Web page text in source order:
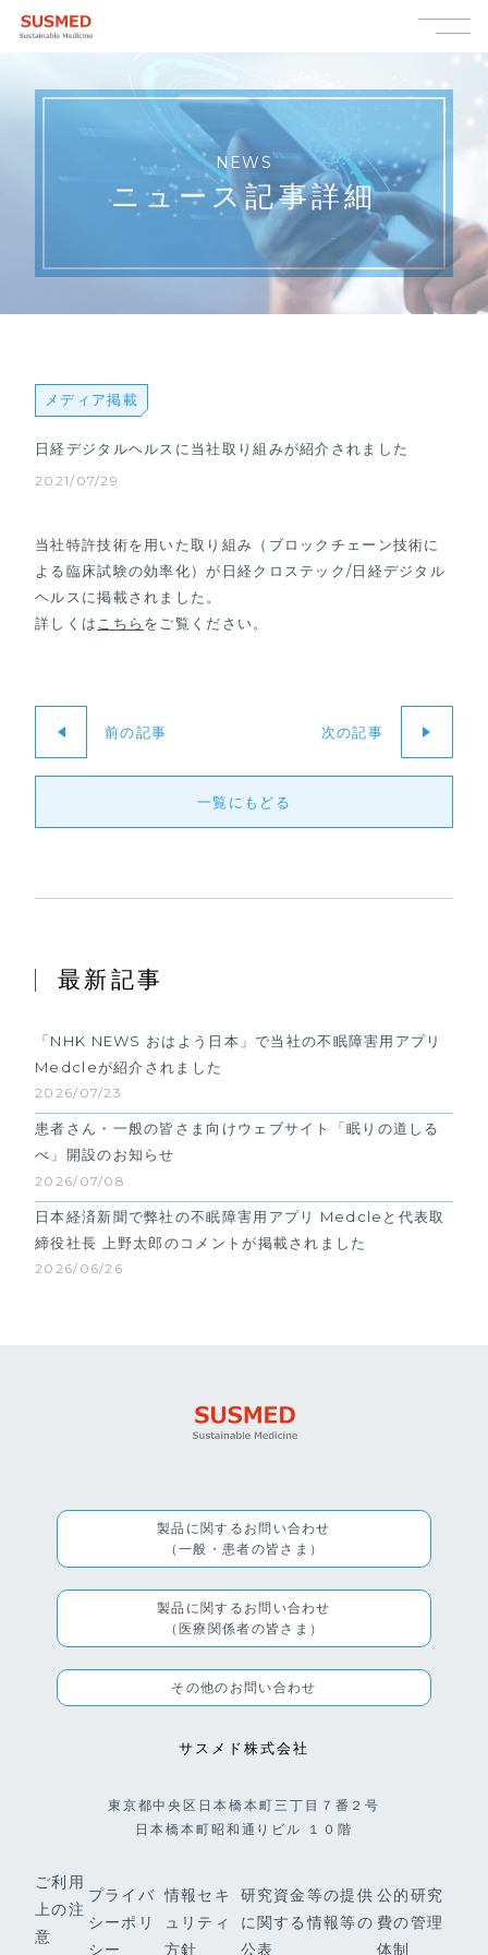
NEWS
ニュース記事詳細
メディア掲載
日経デジタルヘルスに当社取り組みが紹介されました
2021/07/29
当社特許技術を用いた取り組み（ブロックチェーン技術に
よる臨床試験の効率化）が日経クロステック/日経デジタル
ヘルスに掲載されました。
詳しくは こちら をご覧ください。
前の記事
一覧にもどる
次の記事
最新記事
2026/07/23
「NHK NEWS おはよう日本」で当社の不眠障害用アプリ
Medcleが紹介されました
2026/07/08
患者さん・一般の皆さま向けウェブサイト「眠りの道しる
べ」開設のお知らせ
2026/06/26
日本経済新聞で弊社の不眠障害用アプリ Medcleと代表取
締役社長 上野太郎のコメントが掲載されました
製品に関するお問い合わせ
（一般・患者の皆さま）
製品に関するお問い合わせ
（医療関係者の皆さま）
その他のお問い合わせ
サスメド株式会社
東京都中央区日本橋本町三丁目７番２号
日本橋本町昭和通りビル １０階
ご利用
上の注
意
プライバ
シーポリ
シー
情報セキ
ュリティ
方針
研究資金等の提供
に関する情報等の
公表
公的研究
費の管理
体制